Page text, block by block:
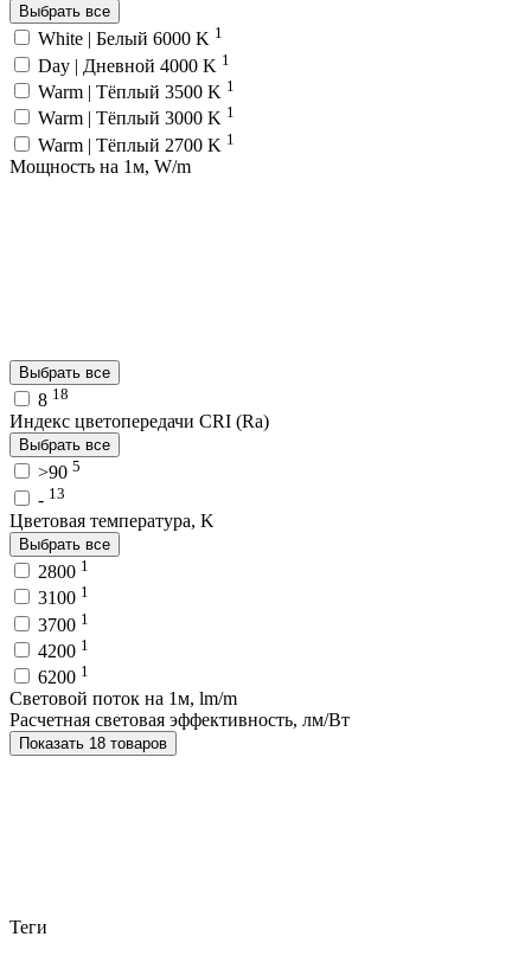
Выбрать все
White | Белый 6000 K 1
Day | Дневной 4000 K 1
Warm | Тёплый 3500 K 1
Warm | Тёплый 3000 K 1
Warm | Тёплый 2700 K 1
Мощность на 1м, W/m
Выбрать все
8 18
Индекс цветопередачи CRI (Ra)
Выбрать все
>90 5
- 13
Цветовая температура, K
Выбрать все
2800 1
3100 1
3700 1
4200 1
6200 1
Световой поток на 1м, lm/m
Расчетная световая эффективность, лм/Вт
Показать 18 товаров
Теги